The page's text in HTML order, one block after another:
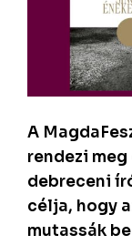
A
rendezi
debreceni
célja, hogy
mutassák